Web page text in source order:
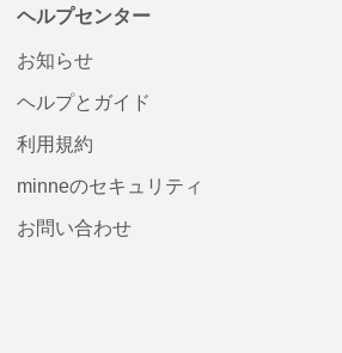
ヘルプセンター
お知らせ
ヘルプとガイド
利用規約
minneのセキュリティ
お問い合わせ